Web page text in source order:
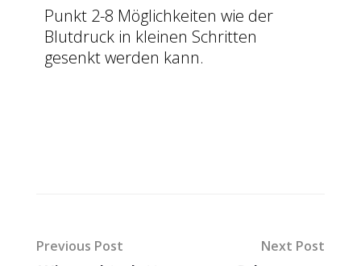
Punkt 2-8 Möglichkeiten wie der
Blutdruck in kleinen Schritten
gesenkt werden kann.
Previous Post Next Post